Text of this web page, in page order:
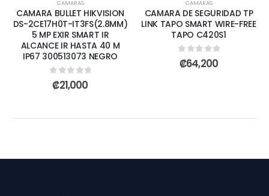
CAMARAS
CAMARA BULLET HIKVISION
DS-2CE17H0T-IT3FS(2.8MM)
5 MP EXIR SMART IR
ALCANCE IR HASTA 40 M
IP67 300513073 NEGRO
0out of 5
₡21,000
CAMARAS
CAMARA DE SEGURIDAD TP
LINK TAPO SMART WIRE-FREE
TAPO C420S1
0out of 5
₡64,200